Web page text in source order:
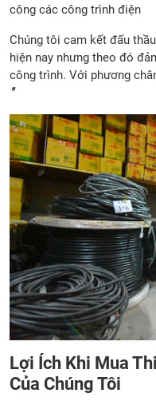
công các công trình điện
Chúng tôi cam kết đấu
hiện nay nhưng theo đó
công trình. Với phương
"
Lợi Ích Khi Mua
Của Chúng Tôi